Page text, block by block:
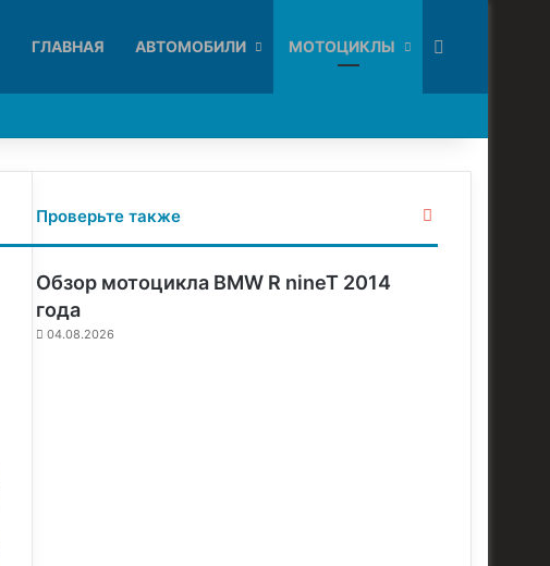
ГЛАВНАЯ АВТОМОБИЛИ МОТОЦИКЛЫ
Проверьте также
Обзор мотоцикла BMW R nineT 2014
года
04.08.2026